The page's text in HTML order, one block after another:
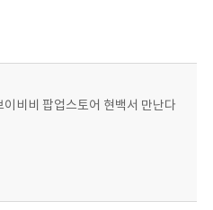
비비 팝업스토어 현백서 만난다